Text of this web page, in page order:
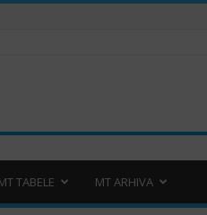
TABELE MT ARHIVA